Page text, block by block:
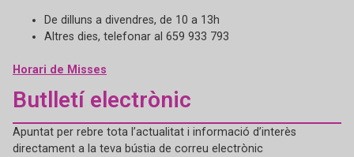
De dilluns a divendres, de 10 a 13h
Altres dies, telefonar al 659 933 793
Horari de Misses
Butlletí electrònic
Apuntat per rebre tota l’actualitat i informació d’interès
directament a la teva bústia de correu electrònic